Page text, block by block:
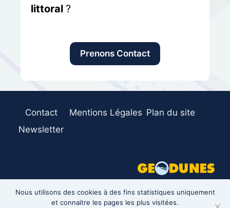
littoral ?
Prenons Contact
Contact Mentions Légales Plan du site
Newsletter
Nous utilisons des cookies à des fins statistiques uniquement
et connaitre les pages les plus visitées.